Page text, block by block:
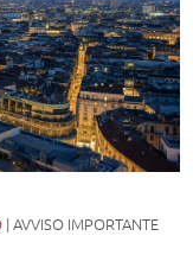
|AVVISO IMPORTANTE